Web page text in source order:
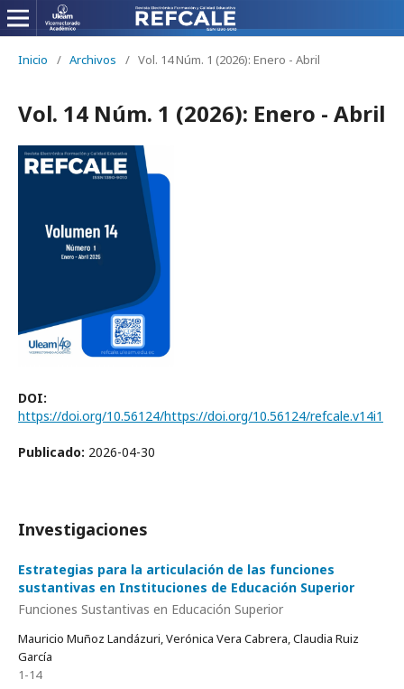
Inicio / Archivos / Vol. 14 Núm. 1 (2026): Enero - Abril
Vol. 14 Núm. 1 (2026): Enero - Abril
DOI:
https://doi.org/10.56124/https://doi.org/10.56124/refcale.v14i1
Publicado: 2026-04-30
Investigaciones
Estrategias para la articulación de las funciones
sustantivas en Instituciones de Educación Superior
Funciones Sustantivas en Educación Superior
Mauricio Muñoz Landázuri, Verónica Vera Cabrera, Claudia Ruiz
García
1-14